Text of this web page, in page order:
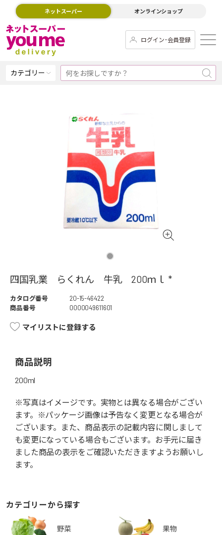
ネットスーパー オンラインショップ
ログイン･会員登録
カテゴリー
四国乳業 らくれん 牛乳 200ｍｌ *
カタログ番号
20-15-46422
商品番号
0000049611601
マイリストに登録する
商品説明
200ml
※写真はイメージです。実物とは異なる場合がござい
ます。※パッケージ画像は予告なく変更となる場合が
ございます。また、商品表示の記載内容に関しまして
も変更になっている場合もございます。お手元に届き
ました商品の表示をご確認いただきますようお願いし
ます。
カテゴリーから探す